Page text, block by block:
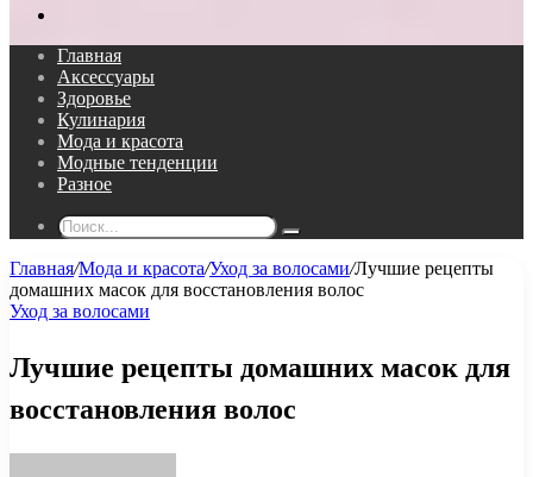
Главная
Аксессуары
Здоровье
Кулинария
Мода и красота
Модные тенденции
Разное
Поиск...
Главная/Мода и красота/Уход за волосами/Лучшие рецепты
домашних масок для восстановления волос
Уход за волосами
Лучшие рецепты домашних масок для
восстановления волос